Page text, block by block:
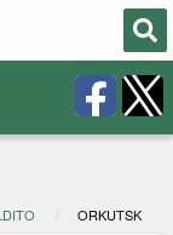
ORKUTSK